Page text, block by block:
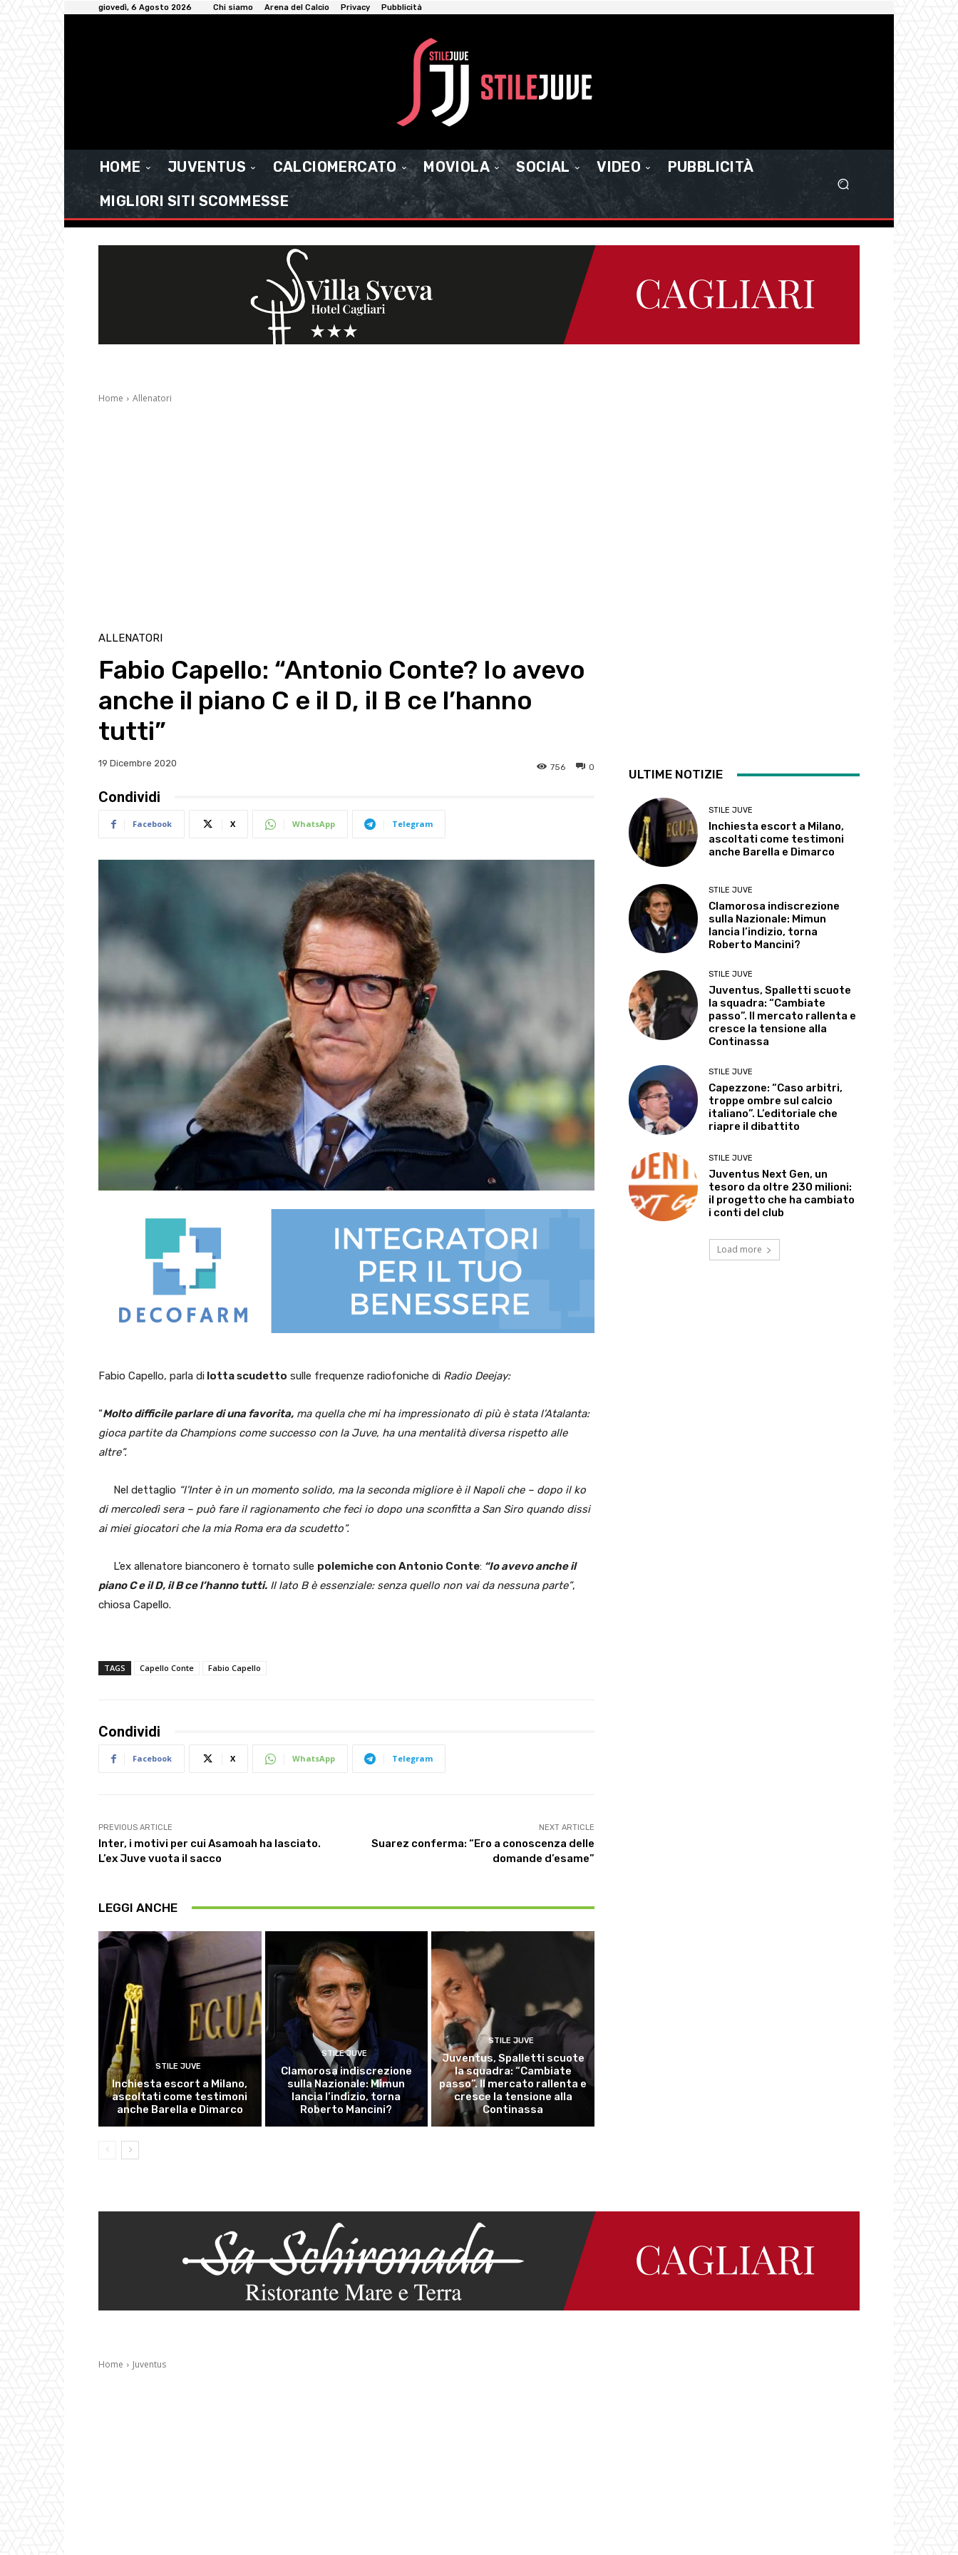
giovedì, 6 Agosto 2026 Chi siamo Arena del Calcio Privacy Pubblicità
HOME JUVENTUS CALCIOMERCATO MOVIOLA SOCIAL VIDEO
PUBBLICITÀ
MIGLIORI SITI SCOMMESSE
Home Allenatori
ALLENATORI
Fabio Capello: “Antonio Conte? Io avevo
anche il piano C e il D, il B ce l’hanno
tutti”
19 Dicembre 2020 0
756
Condividi
Facebook X WhatsApp Telegram
Fabio Capello, parla di lotta scudetto sulle frequenze radiofoniche di Radio Deejay:
“Molto difficile parlare di una favorita, ma quella che mi ha impressionato di più è stata l’Atalanta:
gioca partite da Champions come successo con la Juve, ha una mentalità diversa rispetto alle
altre”.
Nel dettaglio “l’Inter è in un momento solido, ma la seconda migliore è il Napoli che – dopo il ko
di mercoledì sera – può fare il ragionamento che feci io dopo una sconfitta a San Siro quando dissi
ai miei giocatori che la mia Roma era da scudetto”.
L’ex allenatore bianconero è tornato sulle polemiche con Antonio Conte: “Io avevo anche il
piano C e il D, il B ce l’hanno tutti. Il lato B è essenziale: senza quello non vai da nessuna parte”,
chiosa Capello.
TAGS Capello Conte Fabio Capello
Condividi
Facebook X WhatsApp Telegram
PREVIOUS ARTICLE
Inter, i motivi per cui Asamoah ha lasciato.
L’ex Juve vuota il sacco
NEXT ARTICLE
Suarez conferma: “Ero a conoscenza delle
domande d’esame”
LEGGI ANCHE
STILE JUVE
Inchiesta escort a Milano,
ascoltati come testimoni
anche Barella e Dimarco
STILE JUVE
Clamorosa indiscrezione
sulla Nazionale: Mimun
lancia l’indizio, torna
Roberto Mancini?
STILE JUVE
Juventus, Spalletti scuote
la squadra: “Cambiate
passo”. Il mercato rallenta e
cresce la tensione alla
Continassa
ULTIME NOTIZIE
STILE JUVE
Inchiesta escort a Milano,
ascoltati come testimoni
anche Barella e Dimarco
STILE JUVE
Clamorosa indiscrezione
sulla Nazionale: Mimun
lancia l’indizio, torna
Roberto Mancini?
STILE JUVE
Juventus, Spalletti scuote
la squadra: “Cambiate
passo”. Il mercato rallenta e
cresce la tensione alla
Continassa
STILE JUVE
Capezzone: “Caso arbitri,
troppe ombre sul calcio
italiano”. L’editoriale che
riapre il dibattito
STILE JUVE
Juventus Next Gen, un
tesoro da oltre 230 milioni:
il progetto che ha cambiato
i conti del club
Load more